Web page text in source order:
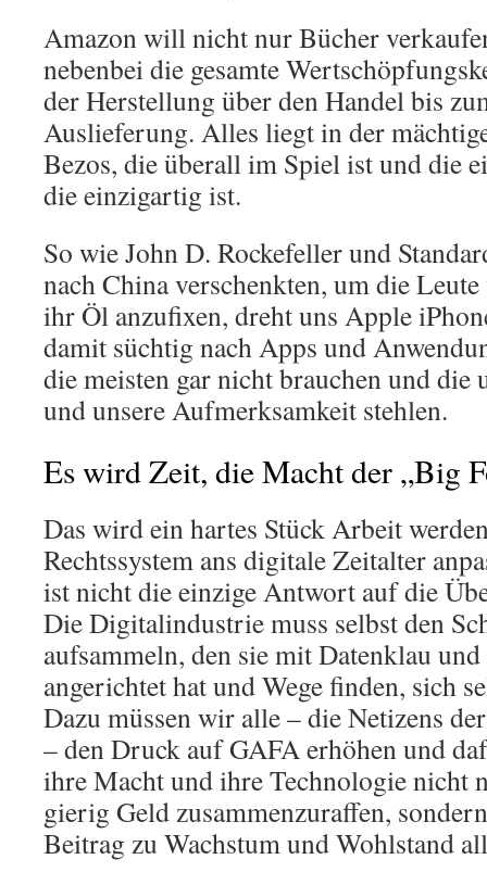
Amazon will nicht nur Bücher
nebenbei die gesamte
der Herstellung über den Handel bis
Auslieferung. Alles liegt in der
Bezos, die überall im Spiel ist und die
die einzigartig ist.
So wie John D. Rockefeller und
nach China verschenkten, um die
ihr Öl anzufixen, dreht uns Apple
damit süchtig nach Apps und
die meisten gar nicht brauchen und die
und unsere Aufmerksamkeit stehlen.
Es wird Zeit, die Macht der „Big
Das wird ein hartes Stück Arbeit
Rechtssystem ans digitale Zeitalter
ist nicht die einzige Antwort auf die
Die Digitalindustrie muss selbst den
aufsammeln, den sie mit Datenklau
angerichtet hat und Wege finden, sich
Dazu müssen wir alle – die Netizens
– den Druck auf GAFA erhöhen und
ihre Macht und ihre Technologie nicht
gierig Geld zusammenzuraffen,
Beitrag zu Wachstum und Wohlstand